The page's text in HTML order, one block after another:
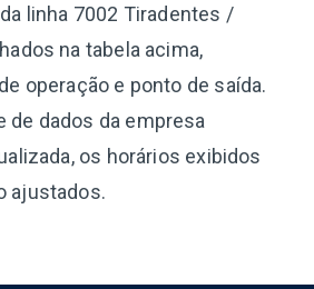
linha 7002 Tiradentes /
na tabela acima,
operação e ponto de saída.
de dados da empresa
os horários exibidos
ajustados.